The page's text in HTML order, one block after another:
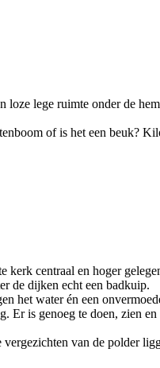
lege ruimte onder de
of is het een beuk?
centraal en hoger
de dijken echt een badkuip.
het water én een
is genoeg te doen, zien
van de polder